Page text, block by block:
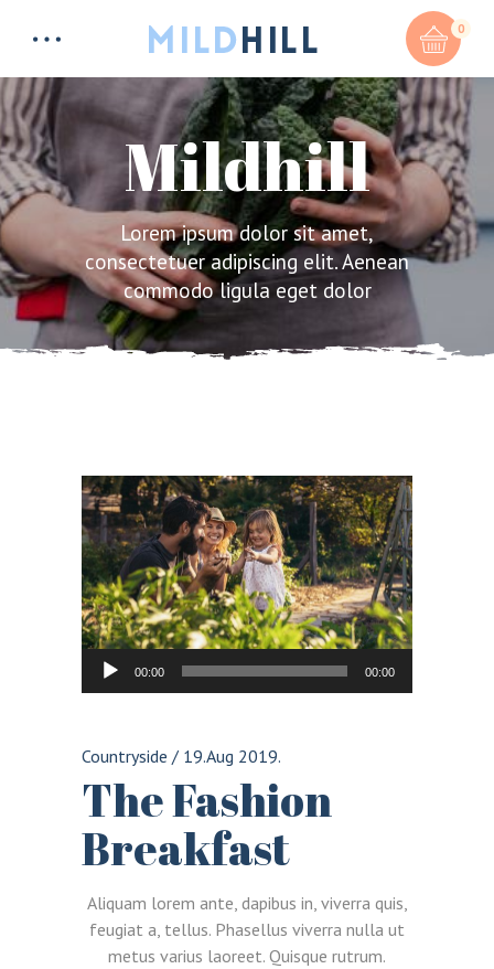
0
Total: 0
CART & CHECKOUT
Mildhill
Lorem ipsum dolor sit amet,
consectetuer adipiscing elit. Aenean
commodo ligula eget dolor
Audio
Player
00:00 00:00
Countryside / 19.Aug 2019.
The Fashion
Breakfast
Aliquam lorem ante, dapibus in, viverra quis,
feugiat a, tellus. Phasellus viverra nulla ut
metus varius laoreet. Quisque rutrum.